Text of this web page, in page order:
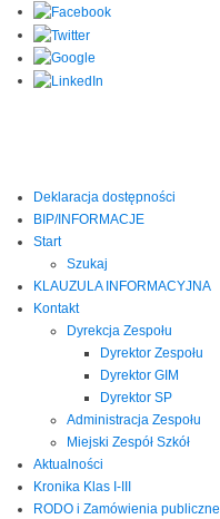
Deklaracja dostępności
BIP/INFORMACJE
Start
Szukaj
KLAUZULA INFORMACYJNA
Kontakt
Dyrekcja Zespołu
Dyrektor Zespołu
Dyrektor GIM
Dyrektor SP
Administracja Zespołu
Miejski Zespół Szkół
Aktualności
Kronika Klas I-III
RODO i Zamówienia publiczne